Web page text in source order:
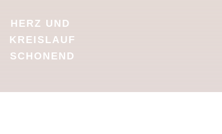
HERZ UND
KREISLAUF
SCHONEND